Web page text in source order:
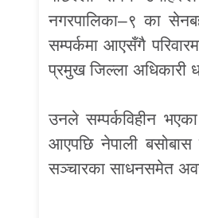
नगरपालिका–९ का
सम्पर्कमा आएसँगै
प्रमुख जिल्ला अधिकारी
उनले सम्पर्कविहीन
आएपछि नेपाली
सञ्चारका साधनसमेत